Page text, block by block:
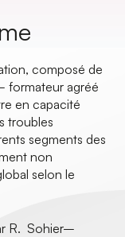
composé de
formateur agréé
en capacité
troubles
segments des
non
selon le
R. Sohier–